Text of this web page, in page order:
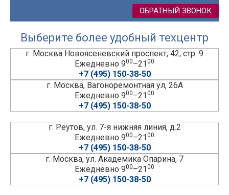
ОБРАТНЫЙ ЗВОНОК
Выберите более удобный техцентр
г. Москва Новоясеневский проспект, 42, стр. 9
Ежедневно 900–2100
+7 (495) 150-38-50
г. Москва, Вагоноремонтная ул, 26А
Ежедневно 900–2100
+7 (495) 150-38-50
г. Реутов, ул. 7-я нижняя линия, д.2
Ежедневно 900–2100
+7 (495) 150-38-50
г. Москва, ул. Академика Опарина, 7
Ежедневно 900–2100
+7 (495) 150-38-50